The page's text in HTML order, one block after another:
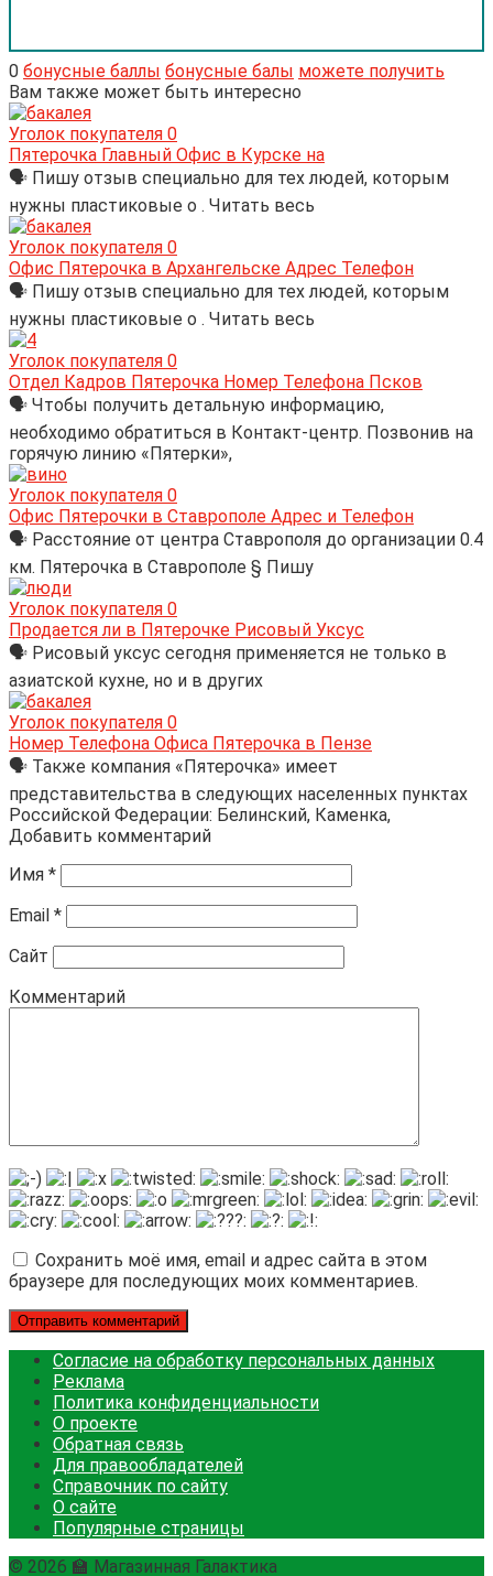
0 бонусные баллы бонусные балы можете получить
Вам также может быть интересно
Уголок покупателя 0
Пятерочка Главный Офис в Курске на
🗣 Пишу отзыв специально для тех людей, которым
нужны пластиковые о . Читать весь
Уголок покупателя 0
Офис Пятерочка в Архангельске Адрес Телефон
🗣 Пишу отзыв специально для тех людей, которым
нужны пластиковые о . Читать весь
Уголок покупателя 0
Отдел Кадров Пятерочка Номер Телефона Псков
🗣 Чтобы получить детальную информацию,
необходимо обратиться в Контакт-центр. Позвонив на
горячую линию «Пятерки»,
Уголок покупателя 0
Офис Пятерочки в Ставрополе Адрес и Телефон
🗣 Расстояние от центра Ставрополя до организации 0.4
км. Пятерочка в Ставрополе § Пишу
Уголок покупателя 0
Продается ли в Пятерочке Рисовый Уксус
🗣 Рисовый уксус сегодня применяется не только в
азиатской кухне, но и в других
Уголок покупателя 0
Номер Телефона Офиса Пятерочка в Пензе
🗣 Также компания «Пятерочка» имеет
представительства в следующих населенных пунктах
Российской Федерации: Белинский, Каменка,
Добавить комментарий
Имя *
Email *
Сайт
Комментарий
Сохранить моё имя, email и адрес сайта в этом
браузере для последующих моих комментариев.
Согласие на обработку персональных данных
Реклама
Политика конфиденциальности
О проекте
Обратная связь
Для правообладателей
Справочник по сайту
О сайте
Популярные страницы
© 2026 🏫 Магазинная Галактика